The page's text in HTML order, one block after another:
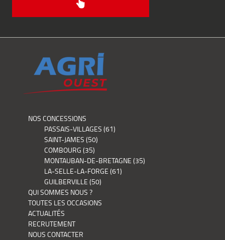
NOS CONCESSIONS
PASSAIS-VILLAGES (61)
SAINT-JAMES (50)
COMBOURG (35)
MONTAUBAN-DE-BRETAGNE (35)
LA-SELLE-LA-FORGE (61)
GUILBERVILLE (50)
QUI SOMMES NOUS ?
TOUTES LES OCCASIONS
ACTUALITÉS
RECRUTEMENT
NOUS CONTACTER